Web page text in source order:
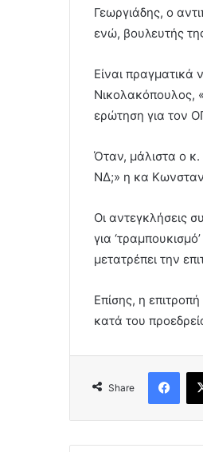
Γεωργιάδης, ο
ενώ, βουλευτής
Είναι πραγματικά
Νικολακόπουλος,
ερώτηση για τον
Όταν, μάλιστα ο κ.
ΝΔ;» η κα
Οι αντεγκλήσεις
για
μετατρέπει την
Επίσης, η
κατά του
Share